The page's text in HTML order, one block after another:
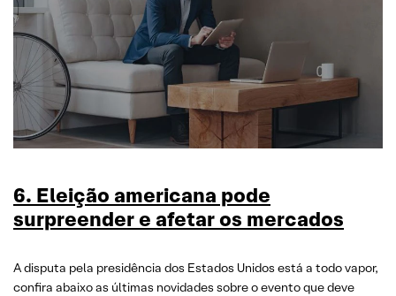
6. Eleição americana pode
surpreender e afetar os mercados
A disputa pela presidência dos Estados Unidos está a todo vapor,
confira abaixo as últimas novidades sobre o evento que deve